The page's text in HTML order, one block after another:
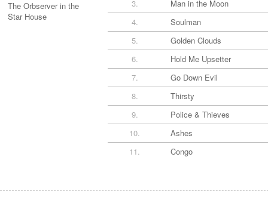
The Orbserver in the
Star House
3.
Man in the Moon
4.
Soulman
5.
Golden Clouds
6.
Hold Me Upsetter
7.
Go Down Evil
8.
Thirsty
9.
Police & Thieves
10.
Ashes
11.
Congo